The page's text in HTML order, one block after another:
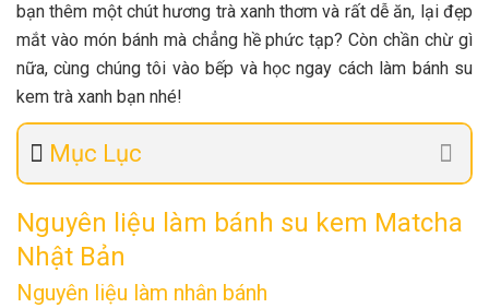
bạn thêm một chút hương trà xanh thơm và rất dễ ăn, lại đẹp
mắt vào món bánh mà chẳng hề phức tạp? Còn chần chừ gì
nữa, cùng chúng tôi vào bếp và học ngay cách làm bánh su
kem trà xanh bạn nhé!
Mục Lục
Nguyên liệu làm bánh su kem Matcha
Nhật Bản
Nguyên liệu làm nhân bánh